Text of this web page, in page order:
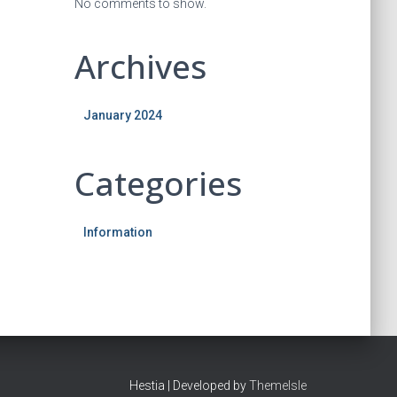
No comments to show.
Archives
January 2024
Categories
Information
Hestia | Developed byThemeIsle